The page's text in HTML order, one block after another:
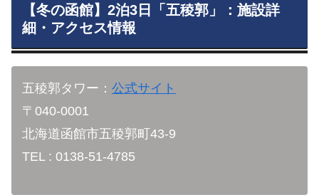
【冬の函館】2泊3日「五稜郭」：施設詳
細・アクセス情報
五稜郭タワー： 公式サイト
〒040-0001
北海道函館市五稜郭町43-9
TEL : 0138-51-4785